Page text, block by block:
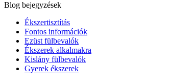
Blog bejegyzések
Ékszertisztítás
Fontos információk
Ezüst fülbevalók
Ékszerek alkalmakra
Kislány fülbevalók
Gyerek ékszerek